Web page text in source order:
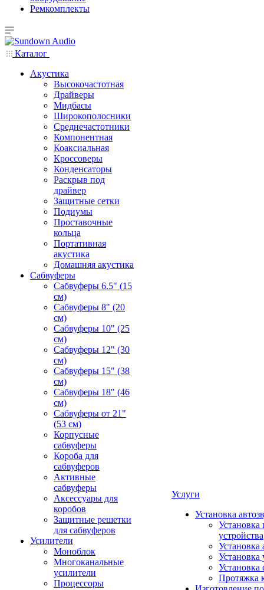
Ремкомплекты
Каталог
Акустика
Высокочастотная
Драйверы
Мидбасы
Широкополосники
Среднечастотники
Компонентная
Коаксиальная
Кроссоверы
Конденсаторы
Раскрыв под
драйвер
Защитные сетки
Подиумы
Проставочные
кольца
Портативная
акустика
Домашняя акустика
Сабвуферы
Сабвуферы 6.5" (15
см)
Сабвуферы 8" (20
см)
Сабвуферы 10" (25
см)
Сабвуферы 12" (30
см)
Сабвуферы 15" (38
см)
Сабвуферы 18" (46
см)
Сабвуферы от 21"
(53 см)
Корпусные
сабвуферы
Короба для
сабвуферов
Активные
сабвуферы
Аксессуары для
коробов
Защитные решетки
для сабвуферов
Усилители
Моноблок
Многоканальные
усилители
Процессоры
Услуги
Установка
Установка
устройства
Установка
Установка
Установка
Протяжка